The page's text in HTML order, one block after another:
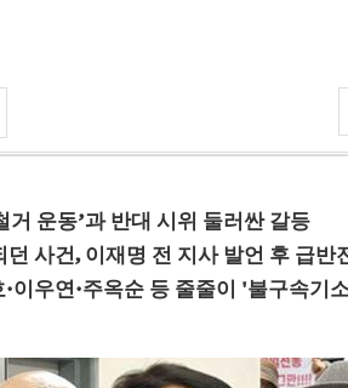
거 운동’과 반대 시위 둘러싼 갈등
사건, 이재명 전 지사 발언 후 급반
이우연·주옥순 등 줄줄이 '불구속기